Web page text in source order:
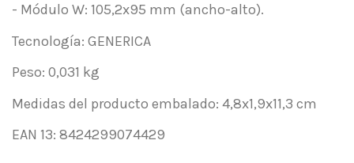
- Módulo W: 105,2x95 mm (ancho-alto).
Tecnología: GENERICA
Peso: 0,031 kg
Medidas del producto embalado: 4,8x1,9x11,3 cm
EAN 13: 8424299074429